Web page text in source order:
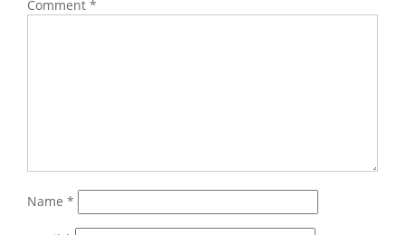
Comment *
Name *